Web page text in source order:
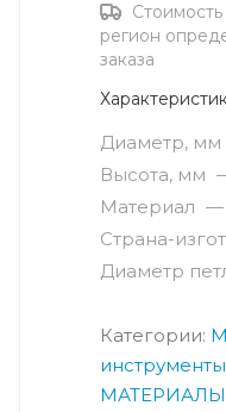
регион
заказа
Диаметр, мм
Высота, мм
Материал —
Страна-
Диаметр
Категории:
инструменты